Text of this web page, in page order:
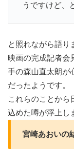
うですけど、
と照れながら語り
映画の完成記者会
手の森山直太朗が
だったようです。
これらのことから
込めた噂が浮上し
宮崎あおいの